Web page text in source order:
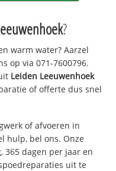
?
warm water? Aarzel
op via 071-7600796.
Leiden Leeuwenhoek
of offerte dus snel
of afvoeren in
hulp, bel ons. Onze
365 dagen per jaar en
uit te